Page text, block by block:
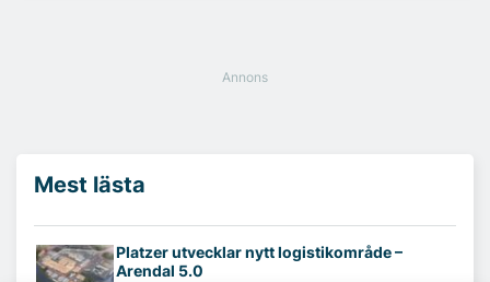
Mest lästa
Platzer utvecklar nytt logistikområde –
Arendal 5.0